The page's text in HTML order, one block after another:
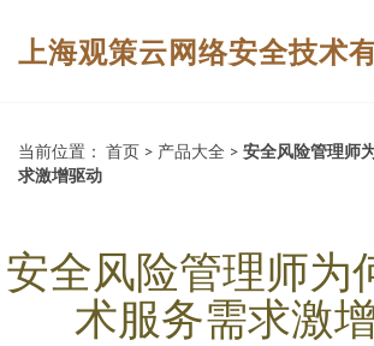
上海观策云网络安全技术
当前位置： 首页 > 产品大全 > 安全风险管理师
求激增驱动
安全风险管理师为
术服务需求激